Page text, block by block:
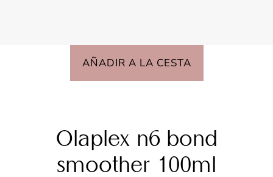
AÑADIR A LA CESTA
Olaplex n6 bond
smoother 100ml